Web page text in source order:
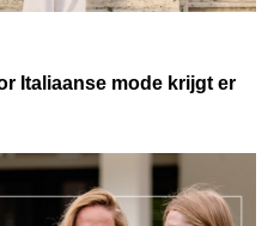
Italiaanse mode krijgt er